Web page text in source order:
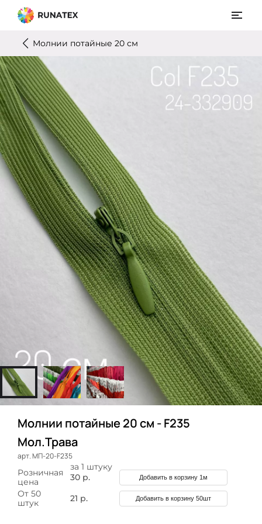
Молнии потайные 20 см
Молнии потайные 20 см - F235
Мол.Трава
арт. МП-20-F235
за 1 штуку
Розничная
цена
30 р. Добавить в корзину 1м
От 50
штук
21 р. Добавить в корзину 50шт